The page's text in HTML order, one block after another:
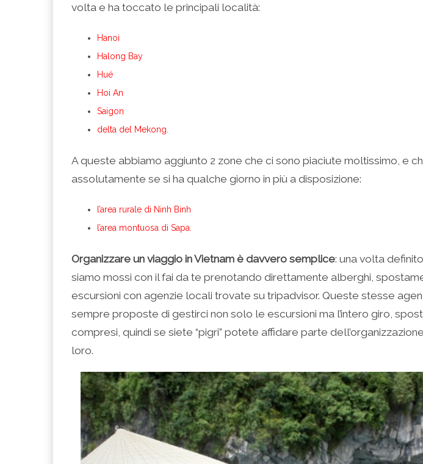
volta e ha toccato le principali località:
Hanoi
Halong Bay
Hué
Hoi An
Saigon
delta del Mekong.
A queste abbiamo aggiunto 2 zone che ci sono piaciute moltissimo, e
assolutamente se si ha qualche giorno in più a disposizione:
l’area rurale di Ninh Binh
l’area montuosa di Sapa.
Organizzare un viaggio in Vietnam è davvero semplice: una volta
siamo mossi con il fai da te prenotando direttamente alberghi,
escursioni con agenzie locali trovate su tripadvisor. Queste stesse
sempre proposte di gestirci non solo le escursioni ma l’intero giro,
compresi, quindi se siete “pigri” potete affidare parte
loro.